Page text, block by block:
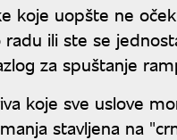
koje uopšte ne
ili ste se
za spuštanje
koje sve uslove
stavljena na